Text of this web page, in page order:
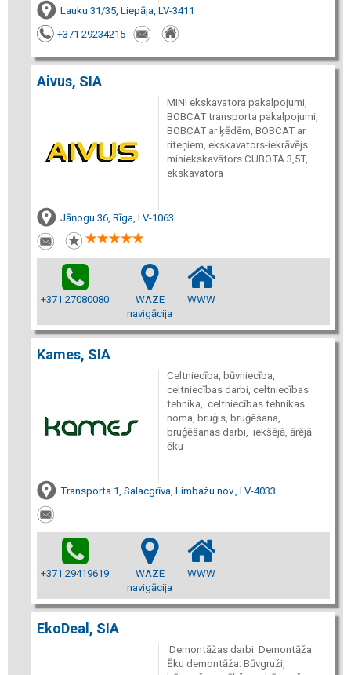
Lauku 31/35, Liepāja, LV-3411
+371 29234215
Aivus, SIA
MINI ekskavatora pakalpojumi,
BOBCAT transporta pakalpojumi,
BOBCAT ar ķēdēm, BOBCAT ar
riteņiem, ekskavators-iekrāvējs
miniekskavātors CUBOTA 3,5T,
ekskavatora
Jāņogu 36, Rīga, LV-1063
+371 27080080
WAZE
navigācija
WWW
Kames, SIA
Celtniecība, būvniecība,
celtniecības darbi, celtniecības
tehnika, celtniecības tehnikas
noma, bruģis, bruģēšana,
bruģēšanas darbi, iekšējā, ārējā
ēku
Transporta 1, Salacgrīva, Limbažu nov., LV-4033
+371 29419619
WAZE
navigācija
WWW
EkoDeal, SIA
Demontāžas darbi. Demontāža.
Ēku demontāža. Būvgruži,